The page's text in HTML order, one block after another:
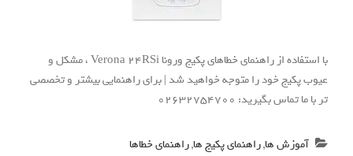
با استفاده از راهنمای خطاهای پکیج ورونا Verona 24RSi ، مشکل و
عیوب پکیج خود را متوجه خواهید شد | برای راهنمایی بیشتر و تخصصی
تر با ما تماس بگیرید: 02632754700
آموزش ها,راهنمای پکیج ها,راهنمای خطاها